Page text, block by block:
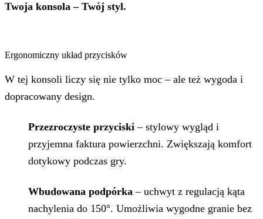
Twoja konsola – Twój styl.
Ergonomiczny układ przycisków
W tej konsoli liczy się nie tylko moc – ale też wygoda i
dopracowany design.
Przezroczyste przyciski – stylowy wygląd i
przyjemna faktura powierzchni. Zwiększają komfort
dotykowy podczas gry.
Wbudowana podpórka – uchwyt z regulacją kąta
nachylenia do 150°. Umożliwia wygodne granie bez